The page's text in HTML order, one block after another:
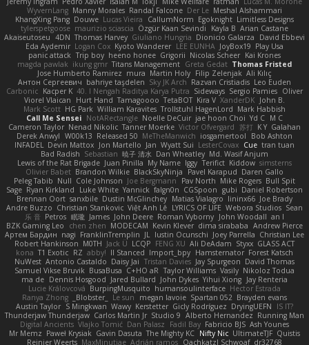
WyvernLang Manny Morales Randal Falcone Der Le Meshal Alshammari
KhangXing Pang Douwe Lucas Vieira CallumNorm Egoknight Limitless Designs
tylerspetgoose maurizio sciascia Özgür Kaan Sevindi Kayla B Arian Castane
Akaiseutoseu 4DN Thomas Harvey Giuliano Hungria Dionicio Galarza
David Ebbevi
Eda Aydemir Logan Cox Kyoto Wanderer LEE EUNHA JoyBox19 Play Usa
panic attack Trip boy heeno honee Grigorii Nicolas Scheer Kai Krones
magda pawlak ikung gmr Titans Management Greta Gedat Thomas Fristed
Jose Humberto Ramirez mura Martin Holy Filip Zelenjak Ali Kılıç
Антон Сергеевич bahriye taşdelen Sky JK Arch Razvan Cristiadis Leo Euden
Carbonic Kacper K 40. I Nengah Raditya Karya Putra Sideways Sergio Pamies Oliver
Viorel Vlaican
Hurt Hand Tamagoooo TetaBOT Kira V XanderDK John B.
Mark Scott HG Park William Karavites Trollstuhl HagenLord Mark Habbish
Call Me Sensei NotARectangle Noelle DeCuir jae hoon Choi Yd C M C
Cameron Taylor Nenad Nikolic Tanner Moerke Victor Ofvergard 苏打 K Y Galahan
Derek Anwyl W00k13 Released 50 MeTheManwich iosgamertool
Bob Ashton
INFADEL Devin Mattox Jon Martello Jan Wyatt Sui LesterCovax Cue tran tuan
Bad Radish Sebastian 暁子 清水 Dan Wheatley Md. Wasif Anjum
Lewis of the Rat Brigade Juan Pinilla My Name Iggy Terifict Kiddow simsterns
Olivier Babet Brandon Wilkie BlackSkyNinja Pavel Karapud Daren Gallo
Peleg Tabib Null Cole Johnson Joe Bergmann Pav North Mike Rogers Bull Spit
Sage Ryan Kirkland Luke White Yannick falgn0n CGSpoon gubi Daniel Robertson
Brennan Oort sanxbile Dustin McGlinchey Matias Vialagro lininx66 Joe Brady
Andre Buzzo Christian Stankovic Việt Anh Lê LYRICS OF LIFE Webora Studios Sean
乐 音 Petros 眠瓏 James John Deere Roman Vyborny John Woodall an l
BZK Gaming Leo
chen zhen MODECAM Kevin Klever dima sirababa Andrew Pierce
Артем Бардин nagi FranklinTremplin JL Iustin Ocunschi Joey Parrella Christian Lee
Robert Hankinson M0TH Jack Ü LCQP FENG XU Ali DeAdam Styxx GLASS ACT
kona T1 Exotic RZ abby! ll Stanced Import_bpy Hamsternator Forest Katsch
NuWest Antonio Castaldo Daisy Jai Tristan Davies Jay Spurgeon David Thomas
Samuel Vikse Bruvik BusaBusa C+HO aR Taylor Williams Vasily Nikoloz Todua
ma de Dennis Hosgood Jared Bullard John Dykes Yihui Xiong Jay Renteria
Lucie Královcová BurpingMusquito humansoulinterface Hector Estrada
Ranya Zhong
_Blobster_ Le sun megan lavoie Spartan 052 Brayden evans
Austin Taylor S Mingkwan Wawy Kerstetter Gicly Rodríguez DryingUEFN
IS IT?
Thunderjaw Thunderjaw Carlos Martin Jr Studio 9 Alberto Hernandez Running Man
Digital Ancients Vlajko Tomić Dan Palasz Fadil Bay Fabricio BJS Ash Younes
Mr Memz Paweł Krysiak Gavin Dasuta The Mighty KC Nifty Nic UltimateTJF Quistis
Reinier Weerts MaxMinutiae Adrián ramos Oachkatzl Schwoaf dr32768